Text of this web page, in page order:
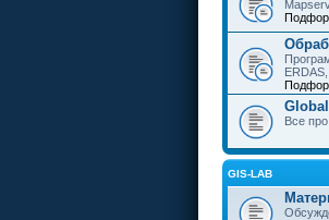
Все
GIS-LAB